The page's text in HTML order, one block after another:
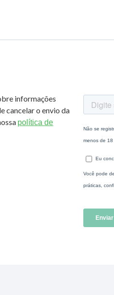
informações
cancelar o envio da
política de